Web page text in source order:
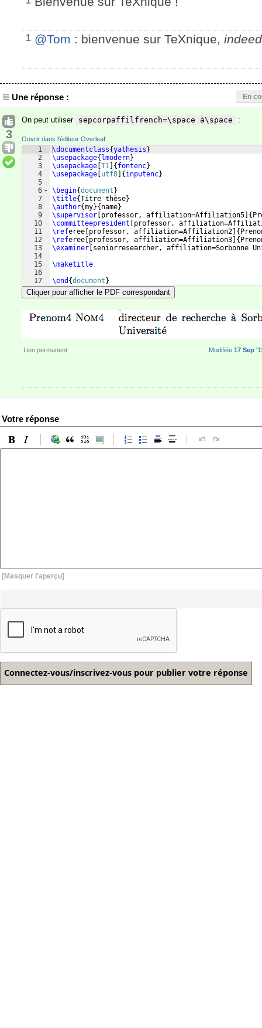
1 @Tom : bienvenue sur TeXnique, indeed
Une réponse : En
3
On peut utiliser sepcorpaffilfrench=\space à\space :
Ouvrir dans l'éditeur Overleaf
1
2
3
4
5
6
7
8
9
10
11
12
13
14
15
16
17
\documentclass{yathesis }
\usepackage{ lmodern}
\usepackage T1 { fontenc}
\usepackage utf8 { inputenc}
\begin{document }
\title{Titre thèse}
\author{my}{ name}
\supervisor professor, affiliation=Affiliation5 {
\committeepresident
professor,
\referee professor, affiliation=Affiliation2 {
\referee professor, affiliation=Affiliation3 {
\examiner seniorresearcher, affiliation=Sorbonne
\maketitle
\end {document }
Cliquer pour afficher le PDF correspondant
Lien permanent Modifiée 17 Sep
Votre réponse
[Masquer l'aperçu]